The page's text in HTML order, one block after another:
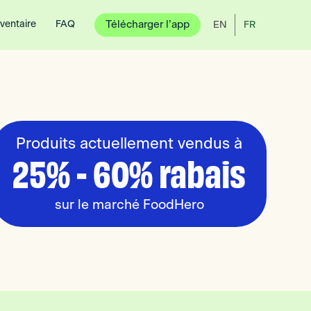
FAQ Télécharger l’app EN FR
Produits actuellement vendus à
25% - 60% rabais
sur le marché FoodHero